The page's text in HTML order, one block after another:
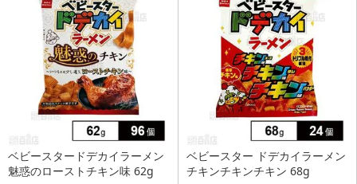
ベビースタードデカイラーメン
魅惑のローストチキン味 62g
ベビースター ドデカイラーメン
チキンチキンチキン 68g